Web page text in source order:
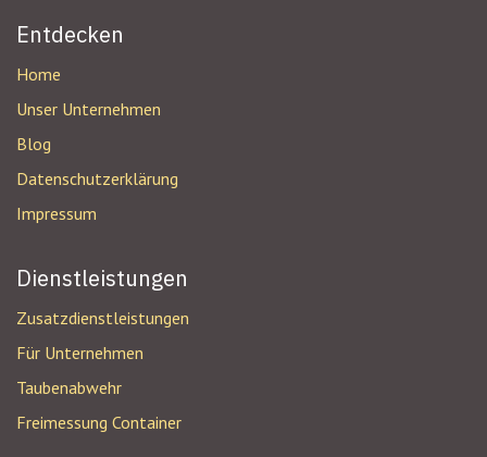
Entdecken
Home
Unser Unternehmen
Blog
Datenschutzerklärung
Impressum
Dienstleistungen
Zusatzdienstleistungen
Für Unternehmen
Taubenabwehr
Freimessung Container